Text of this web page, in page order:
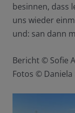
besinnen, dass
uns wieder
und: san dann
Bericht © Sofie
Fotos © Daniela